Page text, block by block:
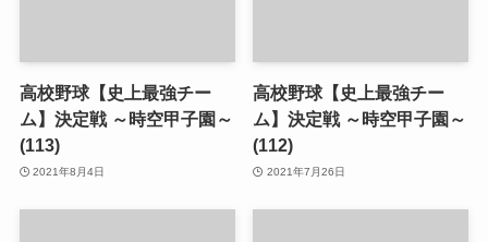
高校野球【史上最強チー
ム】決定戦 ～時空甲子園～
(113)
2021年8月4日
高校野球【史上最強チー
ム】決定戦 ～時空甲子園～
(112)
2021年7月26日